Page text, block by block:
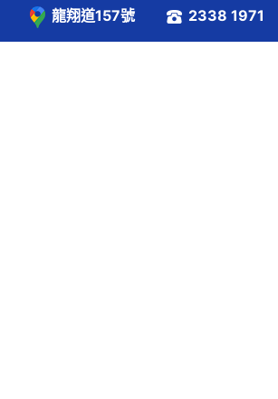
龍翔道157號
2338 1971